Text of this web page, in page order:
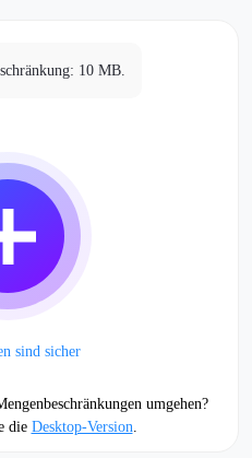
10 MB.
sind sicher
umgehen?
die Desktop-Version